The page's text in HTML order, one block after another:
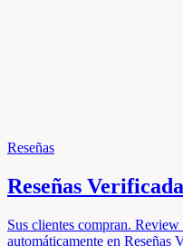
Reseñas
Reseñas
Sus clientes compran.
automáticamente en Reseñas